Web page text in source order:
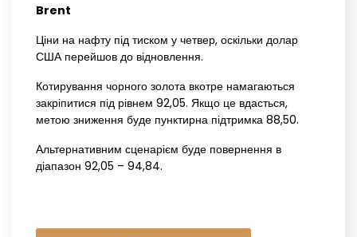
Brent
Ціни на нафту під тиском у четвер, оскільки долар
США перейшов до відновлення.
Котирування чорного золота вкотре намагаються
закріпитися під рівнем 92,05. Якщо це вдасться,
метою зниження буде пунктирна підтримка 88,50.
Альтернативним сценарієм буде повернення в
діапазон 92,05 – 94,84.